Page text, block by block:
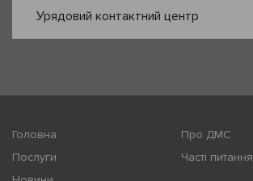
Урядовий контактний центр
Головна
Про ДМС
Послуги
Часті питання